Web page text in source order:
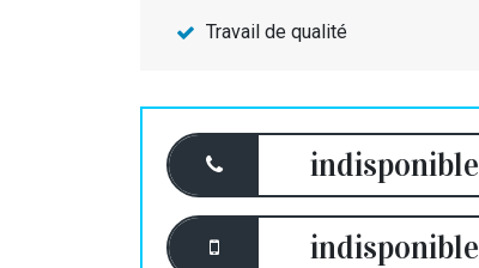
Travail de qualité
indisponible
indisponible